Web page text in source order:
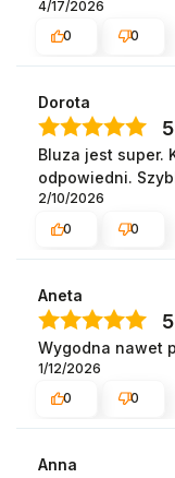
4/17/2026
0
0
Dorota
5
Bluza jest super.
odpowiedni.
2/10/2026
0
0
Aneta
5
Wygodna nawet
1/12/2026
0
0
Anna